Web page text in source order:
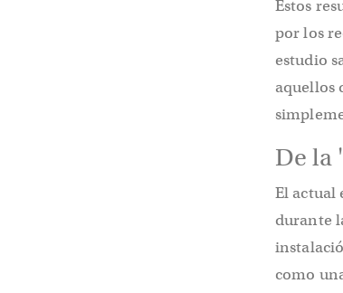
Estos
por los
estudio
aquellos
De la
El actual
durante
como